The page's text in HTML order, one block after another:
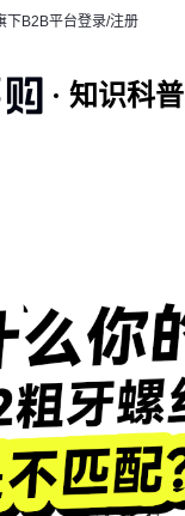
下B2B平台登录/注册
知识科普